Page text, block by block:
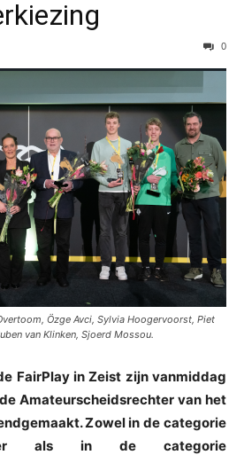
0
Özge Avci, Sylvia Hoogervoorst, Piet
van Klinken, Sjoerd Mossou.
FairPlay in Zeist zijn vanmiddag
Amateurscheidsrechter van het
Zowel in de categorie
als in de categorie